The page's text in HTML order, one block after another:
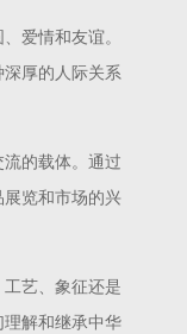
爱情和友谊。
厚的人际关系
的载体。通过
览和市场的兴
艺、象征还是
解和继承中华